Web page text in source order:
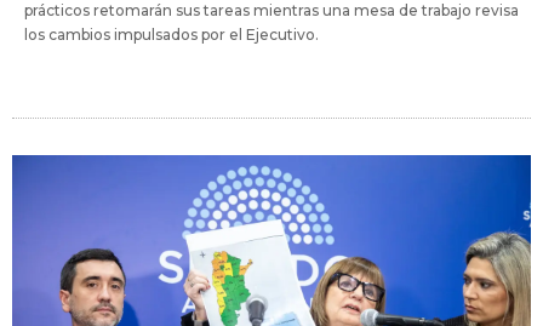
prácticos retomarán sus tareas mientras una mesa de trabajo revisa
los cambios impulsados por el Ejecutivo.